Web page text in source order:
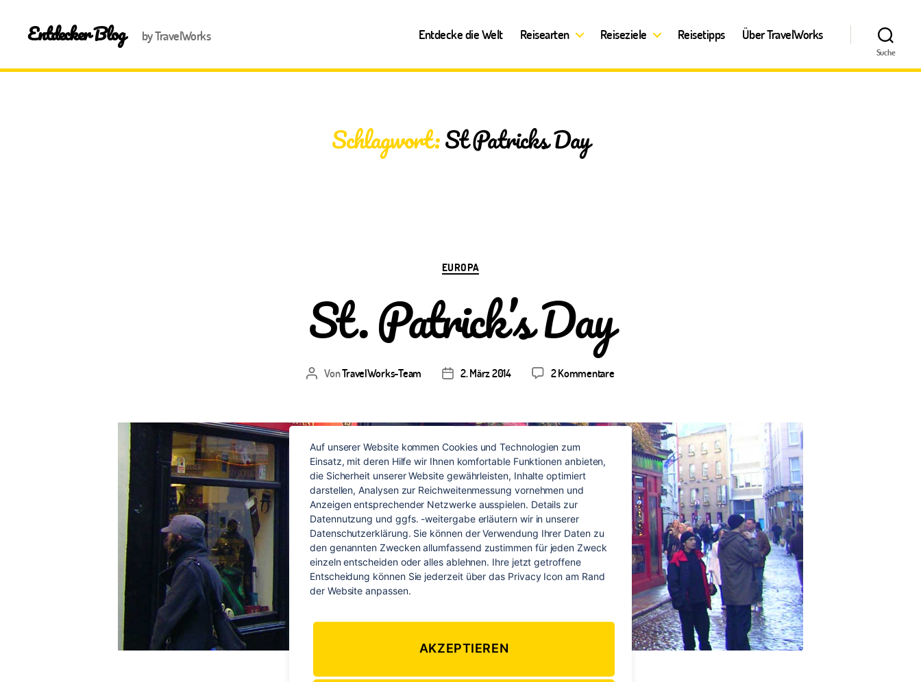
Entdecker Blog by TravelWorks Entdecke die Welt Reisearten Reiseziele Reisetipps Über TravelWorks
Suche
Schlagwort:St Patricks Day
Kategorien
EUROPA
St. Patrick’s Day
Beitragsautor
VonTravelWorks-Team Veröffentlichungsdatum
2. März 2014 2 Kommentarezu
Day
Auf unserer Website kommen Cookies und Technologien zum
Einsatz, mit deren Hilfe wir Ihnen komfortable Funktionen anbieten,
die Sicherheit unserer Website gewährleisten, Inhalte optimiert
darstellen, Analysen zur Reichweitenmessung vornehmen und
Anzeigen entsprechender Netzwerke ausspielen. Details zur
Datennutzung und ggfs. -weitergabe erläutern wir in unserer
Datenschutzerklärung. Sie können der Verwendung Ihrer Daten zu
den genannten Zwecken allumfassend zustimmen für jeden Zweck
einzeln entscheiden oder alles ablehnen. Ihre jetzt getroffene
Entscheidung können Sie jederzeit über das Privacy Icon am Rand
der Website anpassen.
AKZEPTIEREN